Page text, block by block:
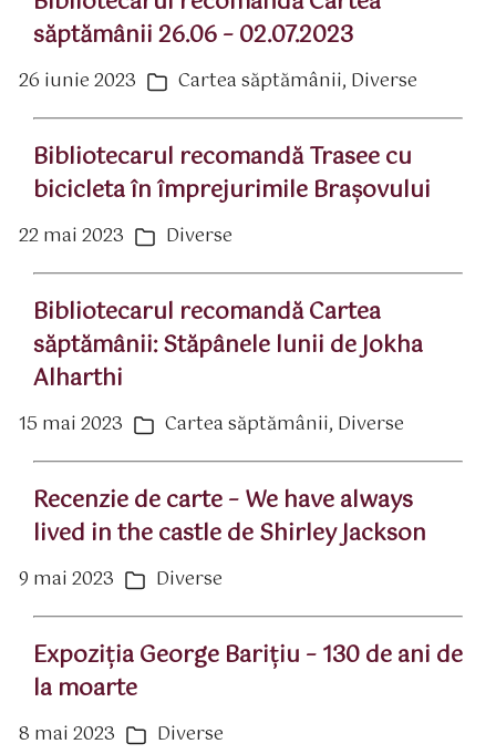
săptămânii 26.06 – 02.07.2023
26 iunie 2023 Categorii
Cartea săptămânii, Diverse
Bibliotecarul recomandă Trasee cu
bicicleta în împrejurimile Braşovului
22 mai 2023 Categorii
Diverse
Bibliotecarul recomandă Cartea
săptămânii: Stăpânele lunii de Jokha
Alharthi
15 mai 2023 Categorii
Cartea săptămânii, Diverse
Recenzie de carte – We have always
lived in the castle de Shirley Jackson
9 mai 2023 Categorii
Diverse
Expoziția George Barițiu – 130 de ani de
la moarte
8 mai 2023 Categorii
Diverse